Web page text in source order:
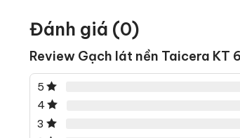
Đánh giá (0)
Review Gạch lát nền Taicera
5
4
3